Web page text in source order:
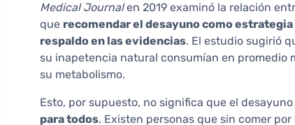
Medical Journalen 2019 examinó la relación
que recomendar el desayuno como
respaldo en las evidencias. El estudio sugirió
su inapetencia natural consumían en promedio
su metabolismo.
Esto, por supuesto, no significa que el
para todos. Existen personas que sin comer